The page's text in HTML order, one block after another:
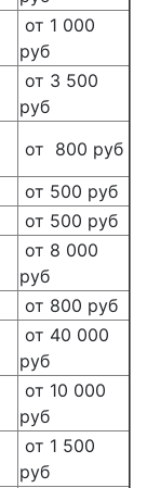
от 1 000
руб
от 3 500
руб
от 800 руб
от 500 руб
от 500 руб
от 8 000
руб
от 800 руб
от 40 000
руб
от 10 000
руб
от 1 500
руб